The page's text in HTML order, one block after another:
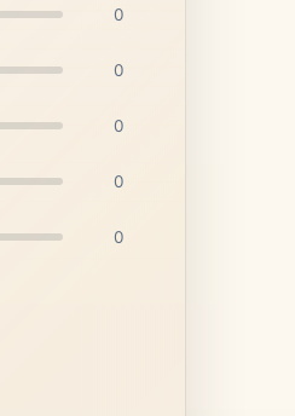
0
0
0
0
0